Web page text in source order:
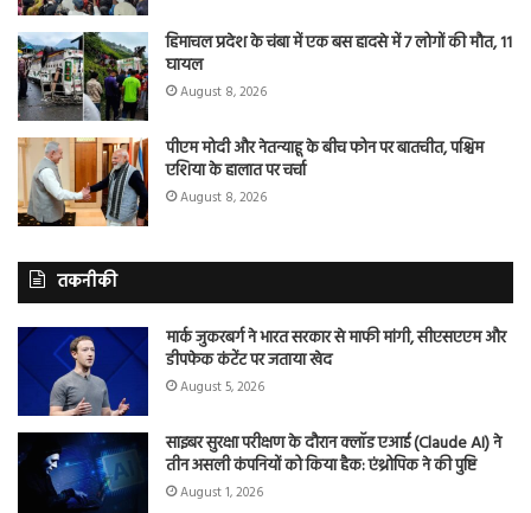
हिमाचल प्रदेश के चंबा में एक बस हादसे में 7 लोगों की मौत, 11
घायल
August 8, 2026
पीएम मोदी और नेतन्याहू के बीच फोन पर बातचीत, पश्चिम
एशिया के हालात पर चर्चा
August 8, 2026
तकनीकी
मार्क जुकरबर्ग ने भारत सरकार से माफी मांगी, सीएसएएम और
डीपफेक कंटेंट पर जताया खेद
August 5, 2026
साइबर सुरक्षा परीक्षण के दौरान क्लॉड एआई (Claude AI) ने
तीन असली कंपनियों को किया हैक: एंथ्रोपिक ने की पुष्टि
August 1, 2026